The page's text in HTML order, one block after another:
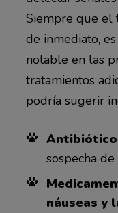
Siempre que el
de inmediato,
notable en las
tratamientos
podría sugerir
sospecha
náuseas y